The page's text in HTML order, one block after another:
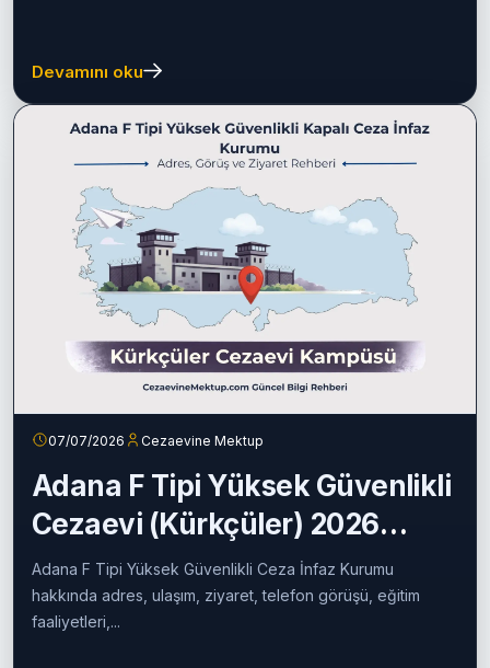
Devamını oku
07/07/2026 Cezaevine Mektup
Adana F Tipi Yüksek Güvenlikli
Cezaevi (Kürkçüler) 2026
Rehberi
Adana F Tipi Yüksek Güvenlikli Ceza İnfaz Kurumu
hakkında adres, ulaşım, ziyaret, telefon görüşü, eğitim
faaliyetleri,...